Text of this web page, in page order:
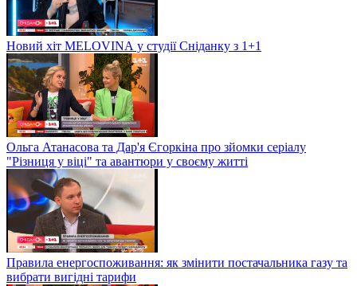
Новий хіт MELOVINА у студії Сніданку з 1+1
Ольга Атанасова та Дар'я Єгоркіна про зйомки серіалу
"Різниця у віці" та авантюри у своєму житті
Правила енергоспоживання: як змінити постачальника газу та
вибрати вигідні тарифи